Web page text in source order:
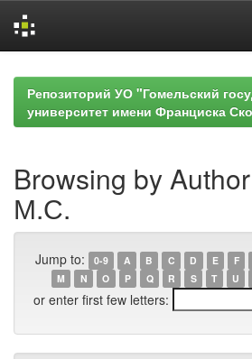
navigationРепозиторий УО "Гомельский
университет имени Франциска
Browsing by
М.С.
Jump to: 0-9 A B C D E F
M
N O P Q R S T U
or enter first few letters: